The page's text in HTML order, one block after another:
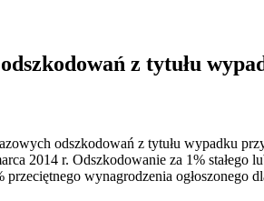
z tytułu
odszkodowań z tytułu wypadku
2014 r. Odszkodowanie za 1% stałego
wynagrodzenia ogłoszonego